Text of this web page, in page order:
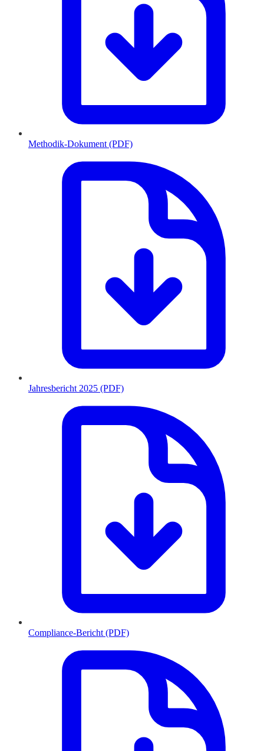
Methodik-Dokument (PDF)
Jahresbericht 2025 (PDF)
Compliance-Bericht (PDF)